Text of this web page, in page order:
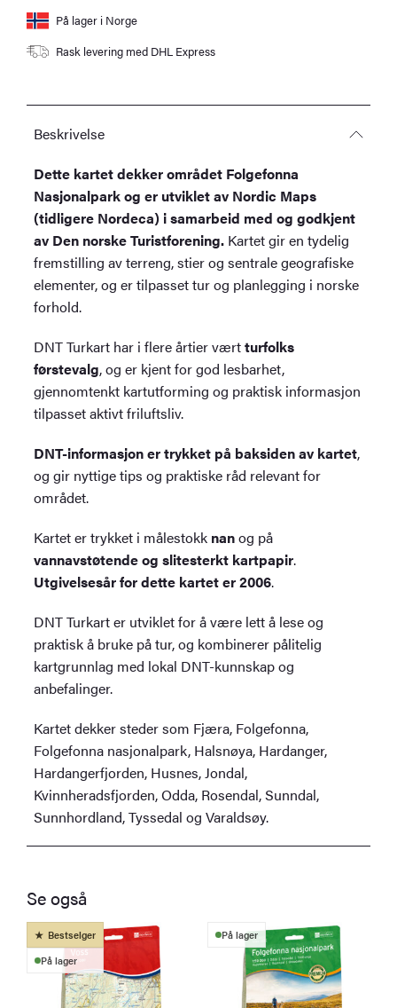
På lager i Norge
Rask levering med DHL Express
Beskrivelse
Dette kartet dekker området Folgefonna
Nasjonalpark og er utviklet av Nordic Maps
(tidligere Nordeca) i samarbeid med og godkjent
av Den norske Turistforening. Kartet gir en tydelig
fremstilling av terreng, stier og sentrale geografiske
elementer, og er tilpasset tur og planlegging i norske
forhold.
DNT Turkart har i flere årtier værtturfolks
førstevalg, og er kjent for god lesbarhet,
gjennomtenkt kartutforming og praktisk informasjon
tilpasset aktivt friluftsliv.
DNT-informasjon er trykket på baksiden av kartet,
og gir nyttige tips og praktiske råd relevant for
området.
Kartet er trykket i målestokk nanog på
vannavstøtende og slitesterkt kartpapir.
Utgivelsesår for dette kartet er 2006.
DNT Turkart er utviklet for å være lett å lese og
praktisk å bruke på tur, og kombinerer pålitelig
kartgrunnlag med lokal DNT-kunnskap og
anbefalinger.
Kartet dekker steder som Fjæra, Folgefonna,
Folgefonna nasjonalpark, Halsnøya, Hardanger,
Hardangerfjorden, Husnes, Jondal,
Kvinnheradsfjorden, Odda, Rosendal, Sunndal,
Sunnhordland, Tyssedal og Varaldsøy.
Se også
Bestselger
På lager
På lager